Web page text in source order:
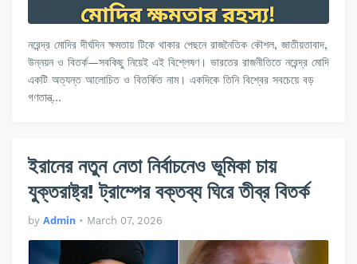
নরেন্দ্র মোদির দীর্ঘদিন ক্ষমতায় টিকে থাকার পেছনে রাজনৈতিক কৌশল, জাতীয়তাবাদ,
উন্নয়ন ও বিতর্ক—সবকিছু নিয়েই এই বিশ্লেষণ। ভারতের রাজনীতিতে নরেন্দ্র মোদি
একটি অত্যন্ত আলোচিত ও বিতর্কিত নাম। একদিকে তিনি বিশ্বের সবচেয়ে বড়
গণতান্ত্…
ইরানের নতুন নেতা নির্বাচনেও ভূমিকা চায়
যুক্তরাষ্ট্র! ট্রাম্পের বক্তব্য ঘিরে তীব্র বিতর্ক
by Admin • March 07, 2026